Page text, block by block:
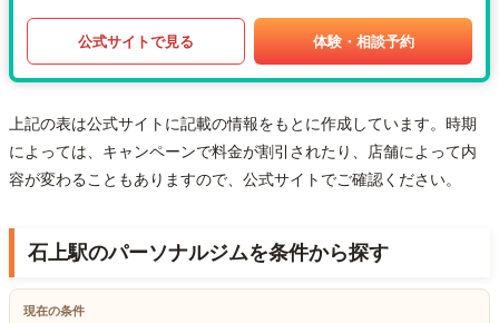
公式サイトで見る 体験・相談予約
上記の表は公式サイトに記載の情報をもとに作成しています。時期
によっては、キャンペーンで料金が割引されたり、店舗によって内
容が変わることもありますので、公式サイトでご確認ください。
石上駅のパーソナルジムを条件から探す
現在の条件